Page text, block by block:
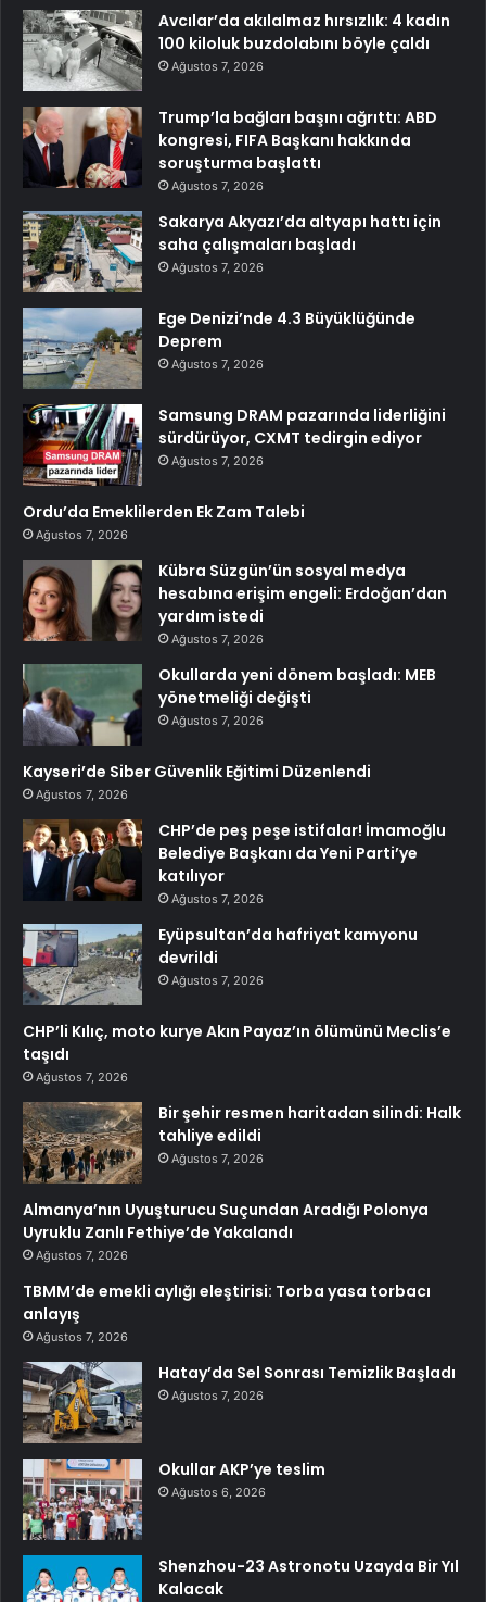
Avcılar’da akılalmaz hırsızlık: 4 kadın
100 kiloluk buzdolabını böyle çaldı
Ağustos 7, 2026
Trump’la bağları başını ağrıttı: ABD
kongresi, FIFA Başkanı hakkında
soruşturma başlattı
Ağustos 7, 2026
Sakarya Akyazı’da altyapı hattı için
saha çalışmaları başladı
Ağustos 7, 2026
Ege Denizi’nde 4.3 Büyüklüğünde
Deprem
Ağustos 7, 2026
Samsung DRAM pazarında liderliğini
sürdürüyor, CXMT tedirgin ediyor
Ağustos 7, 2026
Ordu’da Emeklilerden Ek Zam Talebi
Ağustos 7, 2026
Kübra Süzgün’ün sosyal medya
hesabına erişim engeli: Erdoğan’dan
yardım istedi
Ağustos 7, 2026
Okullarda yeni dönem başladı: MEB
yönetmeliği değişti
Ağustos 7, 2026
Kayseri’de Siber Güvenlik Eğitimi Düzenlendi
Ağustos 7, 2026
CHP’de peş peşe istifalar! İmamoğlu
Belediye Başkanı da Yeni Parti’ye
katılıyor
Ağustos 7, 2026
Eyüpsultan’da hafriyat kamyonu
devrildi
Ağustos 7, 2026
CHP’li Kılıç, moto kurye Akın Payaz’ın ölümünü Meclis’e
taşıdı
Ağustos 7, 2026
Bir şehir resmen haritadan silindi: Halk
tahliye edildi
Ağustos 7, 2026
Almanya’nın Uyuşturucu Suçundan Aradığı Polonya
Uyruklu Zanlı Fethiye’de Yakalandı
Ağustos 7, 2026
TBMM’de emekli aylığı eleştirisi: Torba yasa torbacı
anlayış
Ağustos 7, 2026
Hatay’da Sel Sonrası Temizlik Başladı
Ağustos 7, 2026
Okullar AKP’ye teslim
Ağustos 6, 2026
Shenzhou-23 Astronotu Uzayda Bir Yıl
Kalacak